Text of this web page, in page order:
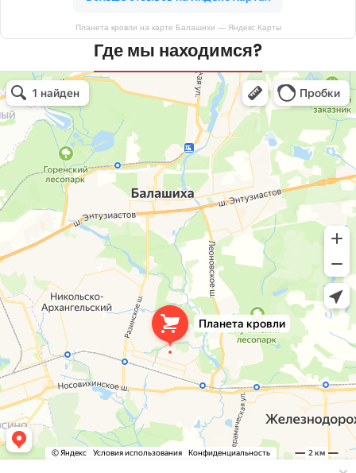
Планета кровли на карте Балашихи — Яндекс Карты
Где мы находимся?
Планета кровли
Кровля и кровельные материалы в Балашихе
Окна в Балашихе